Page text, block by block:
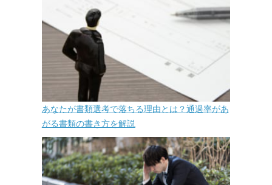
あなたが書類選考で落ちる理由とは？通過率があ
がる書類の書き方を解説